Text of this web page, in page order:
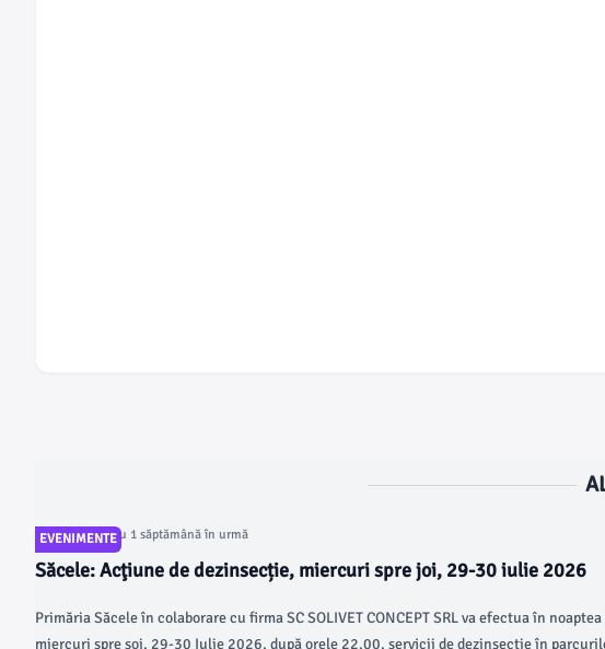
EVENIMENTE
Articol postat cu 1 săptămână în urmă
Săcele: Acţiune de dezinsecție, miercuri spre joi, 29-30 iulie 2026
Primăria Săcele în colaborare cu firma SC SOLIVET CONCEPT SRL va efectua în noaptea
miercuri spre soi, 29-30 Iulie 2026, după orele 22.00, servicii de dezinsecție în